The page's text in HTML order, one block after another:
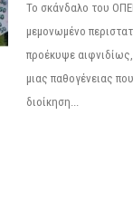
Το σκάνδαλο του
μεμονωμένο
προέκυψε
μιας παθογένειας
διοίκηση...